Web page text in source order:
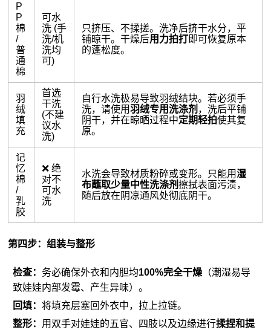
P
P
棉
/
普
通
棉
可水
洗 (手
洗/机
洗均
可)
只挤压、不揉搓。洗净后挤干水分，平
铺晾干。干燥后用力拍打即可恢复原本
的蓬松度。
羽
绒
填
充
首选
干洗
(不建
议水
洗)
自行水洗极易导致羽绒结块。若必须手
洗，请使用羽绒专用洗涤剂 ，洗后平铺
阴干，并在晾晒过程中定期轻拍使其复
原。
记
忆
棉
/
乳
胶
❌ 绝
对不
可水
洗
水洗会导致材质粉碎或变形。只能用湿
布蘸取少量中性洗涤剂擦拭表面污渍，
随后放在阴凉通风处彻底阴干。
第四步：组装与整形
检查： 务必确保外衣和内胆均100%完全干燥 （潮湿易导
致娃娃内部发霉、产生异味）。
回填：将填充层塞回外衣中，拉上拉链。
整形： 用双手对娃娃的五官、四肢以及边缘进行揉捏和提